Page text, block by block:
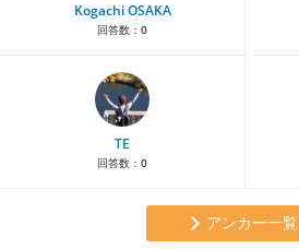
Kogachi OSAKA
回答数： 0
TE
回答数： 0
アンカー一覧